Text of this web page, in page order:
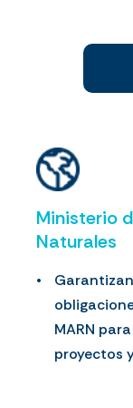
Ministerio
Naturales
MARN
proyectos